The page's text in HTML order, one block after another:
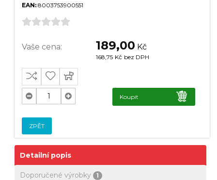
EAN: 8003753900551
Vaše cena: 189,00 Kč
168,75 Kč bez DPH
Koupit
ZPĚT
Detailní popis
Doporučené výrobky 1